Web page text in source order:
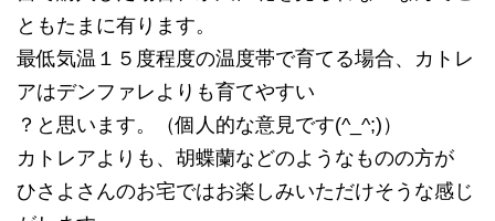
ともたまに有ります。
最低気温１５度程度の温度帯で育てる場合、カトレ
アはデンファレよりも育てやすい
？と思います。（個人的な意見です(^_^;)）
カトレアよりも、胡蝶蘭などのようなものの方が
ひさよさんのお宅ではお楽しみいただけそうな感じ